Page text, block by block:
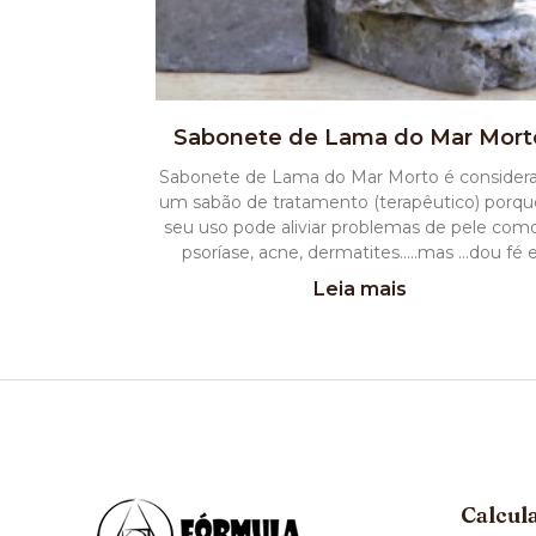
Sabonete de Lama do Mar
Sabonete de Lama do Mar Morto é
um sabão de tratamento (terapêutico)
seu uso pode aliviar problemas de pele
psoríase, acne, dermatites…..mas …dou fé e
Leia mais